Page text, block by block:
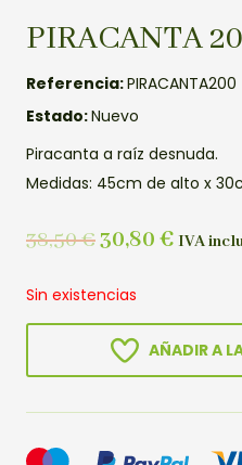
PIRACANTA
Referencia:PIRACANTA200
Estado:Nuevo
Piracanta a raíz desnuda.
Medidas: 45cm de alto x
38,50€30,80 € IVA
Sin existencias
AÑADIR A